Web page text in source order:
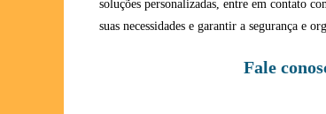
soluções personalizadas, entre em contato
suas necessidades e garantir a segurança e
Fale